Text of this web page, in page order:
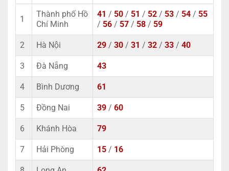
1
Thành phố Hồ
Chí Minh
41 / 50 / 51 / 52 / 53 / 54 / 55
/ 56 / 57 / 58 / 59
2 Hà Nội 29 / 30 / 31 / 32 / 33 / 40
3 Đà Nẵng 43
4 Bình Dương 61
5 Đồng Nai 39 / 60
6 Khánh Hòa 79
7 Hải Phòng 15 / 16